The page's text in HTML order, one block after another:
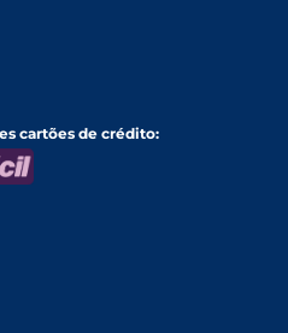
cartões de crédito: